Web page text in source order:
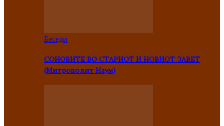
Беседи
СОНОВИТЕ ВО СТАРИОТ И НОВИОТ ЗАВЕТ
(Митрополит Наум)